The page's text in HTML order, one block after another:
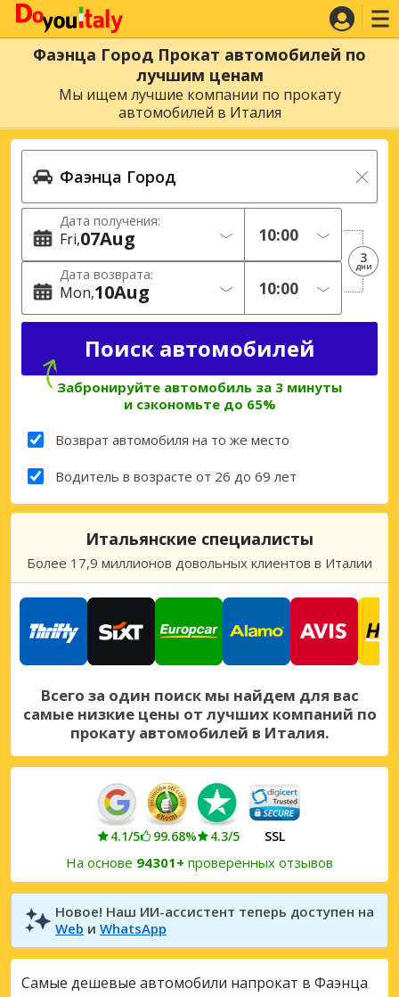
Фаэнца Город Прокат автомобилей по
лучшим ценам
Мы ищем лучшие компании по прокату
автомобилей в Италия
Дата получения:
Fri 07Aug
Дата возврата:
Mon 10Aug
3
дни
Забронируйте автомобиль за 3 минуты
и сэкономьте до 65%
Возврат автомобиля на то же место
Водитель в возрасте от 26 до 69 лет
Итальянские специалисты
Более 17,9 миллионов довольных клиентов в Италии
Всего за один поиск мы найдем для вас
самые низкие цены от лучших компаний по
прокату автомобилей в Италия.
4.1/5 99.68% 4.3/5 SSL
На основе 94301+ проверенных отзывов
Новое! Наш ИИ-ассистент теперь доступен на
Web и WhatsApp
Самые дешевые автомобили напрокат в Фаэнца